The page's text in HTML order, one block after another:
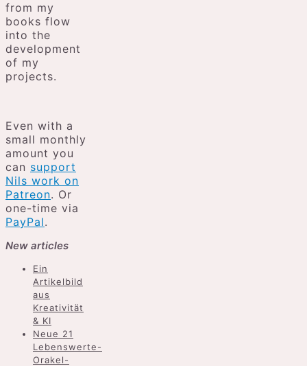
from my
books flow
into the
development
of my
projects.
Even with a
small monthly
amount you
can support
Nils work on
Patreon. Or
one-time via
PayPal.
New articles
Ein
Artikelbild
aus
Kreativität
& KI
Neue 21
Lebenswerte-
Orakel-